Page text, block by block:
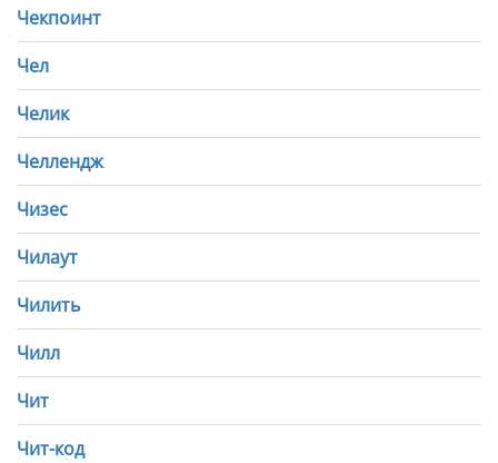
Чекпоинт
Чел
Челик
Челлендж
Чизес
Чилаут
Чилить
Чилл
Чит
Чит-код